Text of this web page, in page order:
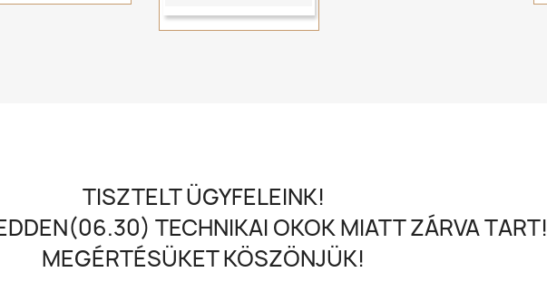
TISZTELT ÜGYFELEINK!
TECHNIKAI OKOK MIATT ZÁRVA TART!
MEGÉRTÉSÜKET KÖSZÖNJÜK!